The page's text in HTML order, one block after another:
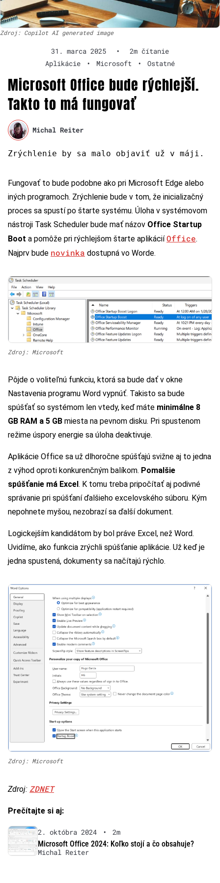
Zdroj: Copilot AI generated image
31. marca 2025 •
2m čítanie
Aplikácie
• Microsoft • Ostatné
Microsoft Office bude rýchlejší.
Takto to má fungovať
Michal Reiter
Zrýchlenie by sa malo objaviť už v máji.
Fungovať to bude podobne ako pri Microsoft Edge alebo
iných programoch. Zrýchlenie bude v tom, že inicializačný
proces sa spustí po štarte systému. Úloha v systémovom
nástroji Task Scheduler bude mať názov Office Startup
Boot a pomôže pri rýchlejšom štarte aplikáciíOffice.
Najprv bude novinka dostupná vo Worde.
Zdroj: Microsoft
Pôjde o voliteľnú funkciu, ktorá sa bude dať v okne
Nastavenia programu Word vypnúť. Takisto sa bude
spúšťať so systémom len vtedy, keď máte minimálne 8
GB RAM a 5 GB miesta na pevnom disku. Pri spustenom
režime úspory energie sa úloha deaktivuje.
Aplikácie Office sa už dlhoročne spúšťajú svižne aj to jedna
z výhod oproti konkurenčným balíkom. Pomalšie
spúšťanie má Excel. K tomu treba pripočítať aj podivné
správanie pri spúšťaní ďalšieho excelovského súboru. Kým
nepohnete myšou, nezobrazí sa ďalší dokument.
Logickejším kandidátom by bol práve Excel, než Word.
Uvidíme, ako funkcia zrýchli spúšťanie aplikácie. Už keď je
jedna spustená, dokumenty sa načítajú rýchlo.
Zdroj: Microsoft
Zdroj: ZDNET
Prečítajte si aj:
2. októbra 2024 •
2m
Microsoft Office 2024: Koľko stojí a čo obsahuje?
Michal Reiter